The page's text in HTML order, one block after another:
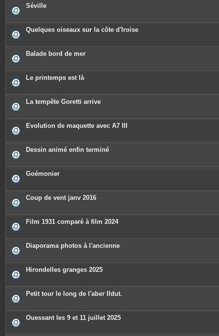
Séville
Quelques oiseaux sur la côte d'Iroise
Balade bord de mer
Le printemps est là
La tempête Goretti arrive
Evolution de maquette avec A7 III
Dessin animé enfin terminé
Goémonier
Coup de vent janv 2016
Film 1931 comparé à film 2024
Diaporama photos à l'ancienne
Hirondelles granges 2025
Petit tour le long de l'aber Ildut.
Ouessant les 9 et 11 juillet 2025